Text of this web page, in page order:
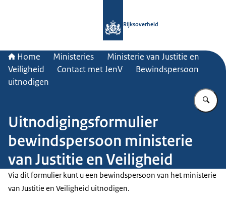
Rijksoverheid
Home Ministeries
Ministerie van Justitie en
Veiligheid
Contact met JenV
Bewindspersoon
uitnodigen
Uitnodigingsformulier
bewindspersoon ministerie
van Justitie en Veiligheid
Via dit formulier kunt u een bewindspersoon van het ministerie
van Justitie en Veiligheid uitnodigen.